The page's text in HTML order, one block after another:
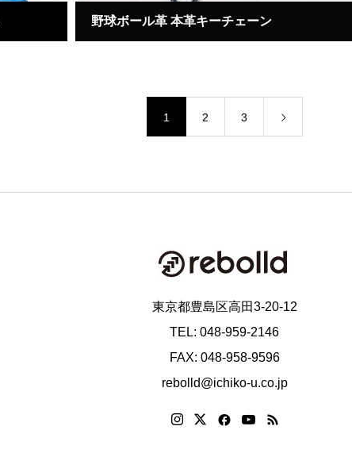
野球ボール革 本革キーチェーン
1 2 3
東京都豊島区高田3-20-12
TEL: 048-959-2146
FAX: 048-958-9596
rebolld@ichiko-u.co.jp